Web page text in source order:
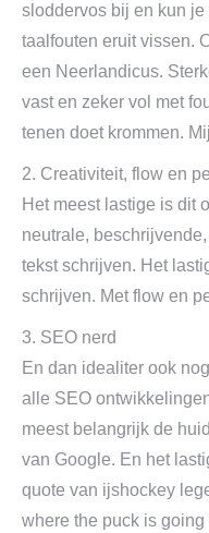
sloddervos bij en kun
taalfouten eruit vissen.
een Neerlandicus.
vast en zeker vol met
tenen doet krommen.
2. Creativiteit, flow en
Het meest lastige is dit
neutrale,
tekst schrijven. Het
schrijven. Met flow en
3. SEO nerd
En dan idealiter ook
alle SEO
meest belangrijk de
van Google. En het
quote van ijshockey
where the puck is going